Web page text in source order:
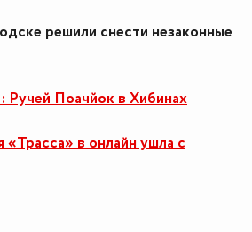
решили снести незаконные
Поачйок в Хибинах
в онлайн ушла с